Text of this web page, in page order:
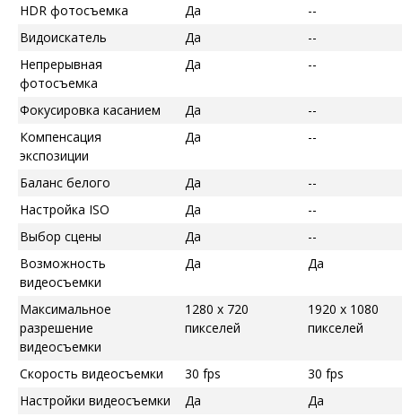
HDR фотосъемка Да
--
Видоискатель
Да
--
Непрерывная
фотосъемка
Да --
Фокусировка касанием Да
--
Компенсация
экспозиции
Да --
Баланс белого Да
--
Настройка ISO
Да
--
Выбор сцены
Да
--
Возможность
видеосъемки
Да Да
Максимальное
разрешение
видеосъемки
1280 x 720
пикселей
1920 x 1080
пикселей
Скорость видеосъемки 30 fps
30 fps
Настройки видеосъемки
Да
Да